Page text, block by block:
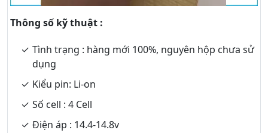
Thông số kỹ thuật :
Tình trạng : hàng mới 100%, nguyên hộp chưa sử
dụng
Kiểu pin: Li-on
Số cell : 4 Cell
Điện áp : 14.4-14.8v